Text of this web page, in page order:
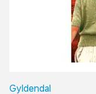
Gyldendal